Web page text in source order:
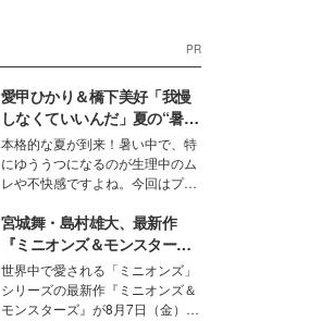
PR
愛甲ひかり＆橋下美好「我慢
しなくていいんだ」夏の“暑さ
対策”の新しい選択肢とは？
本格的な夏が到来！暑い中で、特
にゆううつになるのが生理中のム
レや不快感ですよね。今回はプラ
モデル・愛甲ひかりさんと橋下美
好さんを迎えて本音で女子会トー
ク。猛暑のお出かけを快適に過ご
すヒントや、2人が感動した夏の
生理の新常識にも迫りました。
宮城舞・島村雄大、最新作
『ミニオンズ＆モンスター
ズ』の魅力熱弁 ハチャメチャ
だけじゃない“友情と絆”に感
動
世界中で愛される「ミニオンズ」
シリーズの最新作『ミニオンズ＆
モンスターズ』が8月7日（金）に